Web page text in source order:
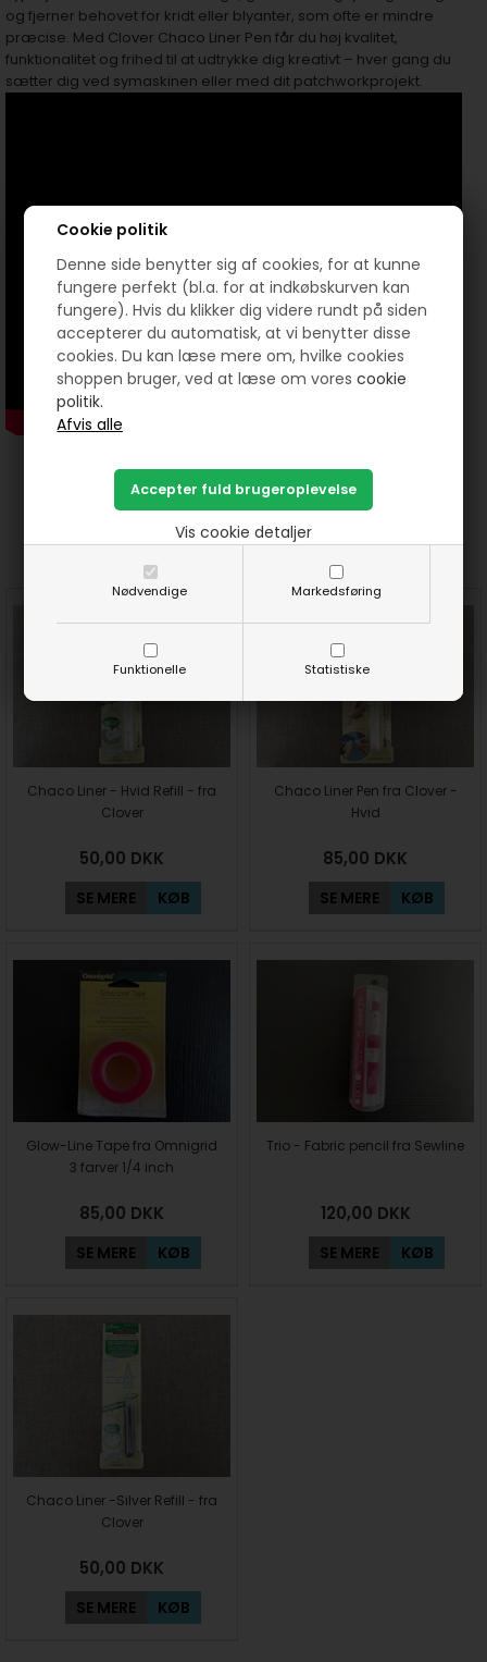
Cookie politik
Denne side benytter sig af cookies, for at kunne
fungere perfekt (bl.a. for at indkøbskurven kan
fungere). Hvis du klikker dig videre rundt på siden
accepterer du automatisk, at vi benytter disse
cookies. Du kan læse mere om, hvilke cookies
shoppen bruger, ved at læse om vorescookie
politik.
Nødvendige Markedsføring
Funktionelle Statistiske
Vis cookie detaljer
og fjerner behovet for kridt eller blyanter, som ofte er mindre
præcise. Med Clover Chaco Liner Pen får du høj kvalitet,
funktionalitet og frihed til at udtrykke dig kreativt – hver gang du
sætter dig ved symaskinen eller med dit patchworkprojekt.
Prøv lige at se her:
Chaco Liner - Hvid Refill - fra
Clover
50,00 DKK
SE MERE KØB
Chaco Liner Pen fra Clover -
Hvid
85,00 DKK
SE MERE KØB
Glow-Line Tape fra Omnigrid
3 farver 1/4 inch
85,00 DKK
SE MERE KØB
Trio - Fabric pencil fra Sewline
120,00 DKK
SE MERE KØB
Chaco Liner -Silver Refill - fra
Clover
50,00 DKK
SE MERE KØB